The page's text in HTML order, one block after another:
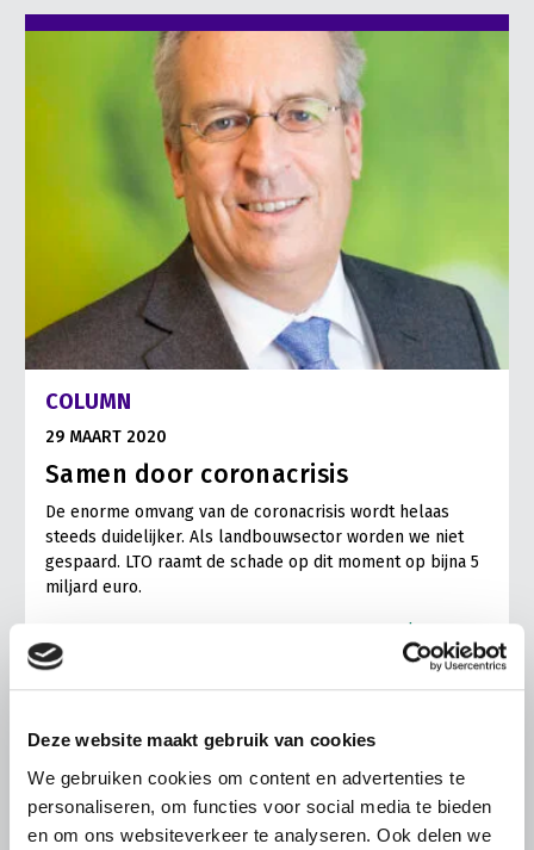
Deze website maakt gebruik van cookies
We gebruiken cookies om content en advertenties te
personaliseren, om functies voor social media te bieden
en om ons websiteverkeer te analyseren. Ook delen we
COLUMN
29 MAART 2020
Samen door coronacrisis
De enorme omvang van de coronacrisis wordt helaas
steeds duidelijker. Als landbouwsector worden we niet
gespaard. LTO raamt de schade op dit moment op bijna 5
miljard euro.
Lees meer